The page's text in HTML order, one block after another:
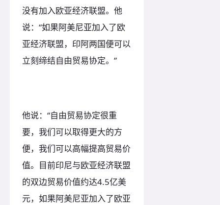
没有加入欧亚经济联盟。他
说：“如果阿美尼亚加入了欧
亚经济联盟，印阿两国便可以
立刻缔结自由贸易协定。”
他说：“自由贸易协定很重
要，我们可以取得更大的方
便，我们可以高幅提高贸易价
值。目前印尼与欧亚经济联盟
的双边贸易价值约达4.5亿美
元，如果阿美尼亚加入了欧亚